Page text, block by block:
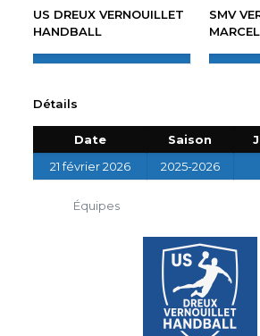
US DREUX VERNOUILLET
HANDBALL
SMV
MARCEL
Détails
Date Saison
21 février 2026
2025-2026
Équipes